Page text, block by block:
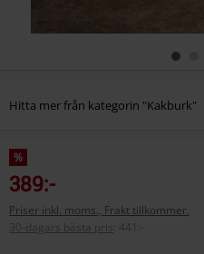
Hitta mer från kategorin "Kakburk"
%
389:-
Priser inkl. moms., Frakt tillkommer.
30-dagars bästa pris
441:-